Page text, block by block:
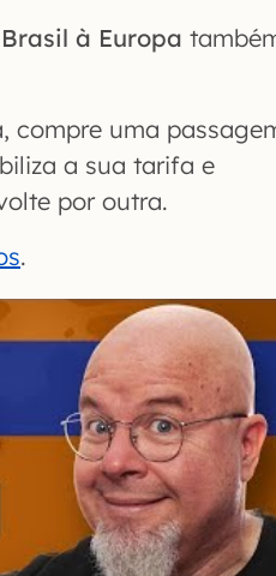
à Europa
compre uma
a sua tarifa e
por outra.
.